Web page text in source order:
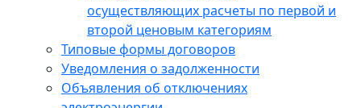
осуществляющих расчеты по первой и
второй ценовым категориям
Типовые формы договоров
Уведомления о задолженности
Объявления об отключениях